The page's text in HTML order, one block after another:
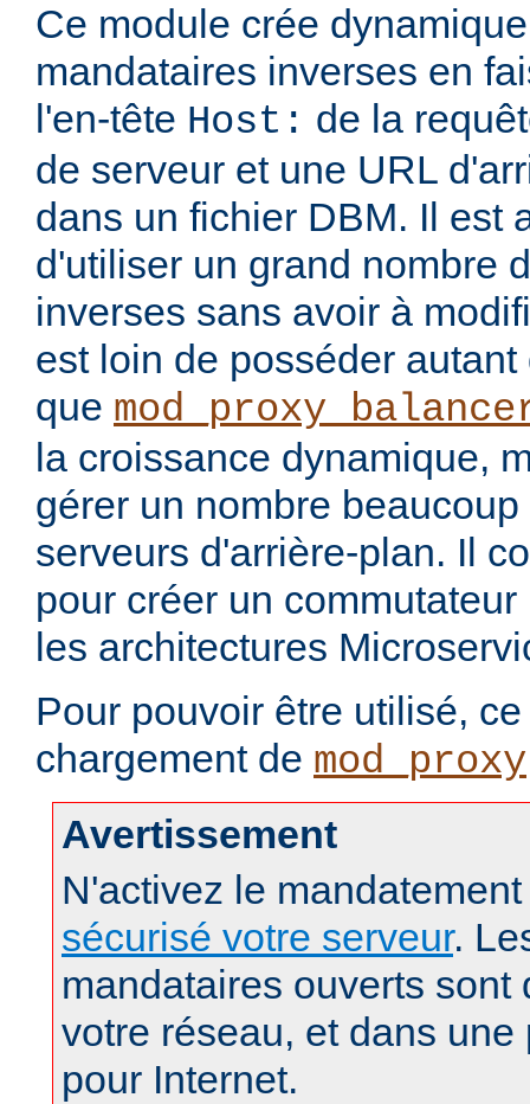
Ce module crée
mandataires inverses en
l'en-tête Host: de la
de serveur et une URL
dans un fichier DBM. Il est
d'utiliser un grand nombre
inverses sans avoir à
est loin de posséder
que
la croissance dynamique,
gérer un nombre
serveurs d'arrière-plan. Il
pour créer un
les architectures
Pour pouvoir être utilisé,
chargement de mod_proxy
Avertissement
N'activez le
sécurisé votre serveur.
mandataires ouverts sont
votre réseau, et dans
pour Internet.